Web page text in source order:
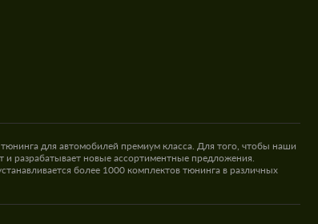
для автомобилей премиум класса. Для того, чтобы наши
и разрабатывает новые ассортиментные предложения.
более 1000 комплектов тюнинга в различных